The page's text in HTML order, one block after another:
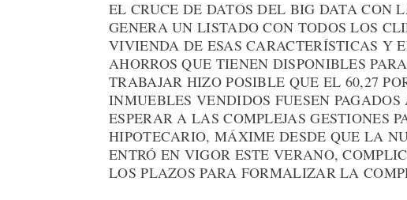
EL CRUCE DE DATOS DEL BIG DATA CON
GENERA UN LISTADO CON TODOS LOS
VIVIENDA DE ESAS CARACTERÍSTICAS Y
AHORROS QUE TIENEN DISPONIBLES
TRABAJAR HIZO POSIBLE QUE EL 60,27
INMUEBLES VENDIDOS FUESEN
ESPERAR A LAS COMPLEJAS GESTIONES
HIPOTECARIO, MÁXIME DESDE QUE LA
ENTRÓ EN VIGOR ESTE VERANO,
LOS PLAZOS PARA FORMALIZAR LA